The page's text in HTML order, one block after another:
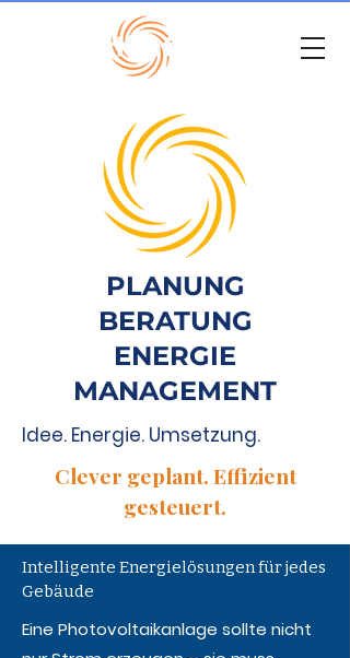
PLANUNG
BERATUNG
ENERGIE
MANAGEMENT
Idee. Energie. Umsetzung.
Clever geplant. Effizient
gesteuert.
Intelligente Energielösungen für jedes
Gebäude
Eine Photovoltaikanlage sollte nicht